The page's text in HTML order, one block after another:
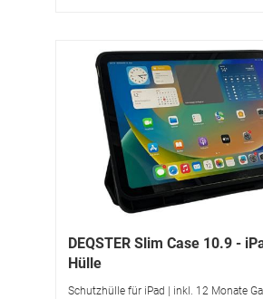
DEQSTER Slim Case 10.9 -
Hülle
Schutzhülle für iPad | inkl. 12 Monate